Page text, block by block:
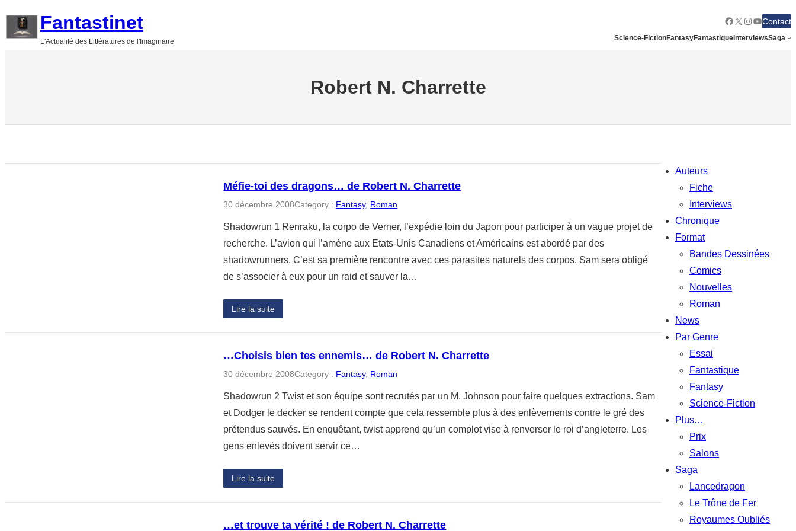
Fantastinet
L'Actualité des Littératures de l'Imaginaire
Facebook
X Instagram
YouTube
Contact
Science-FictionFantasyFantastiqueInterviewsSaga
Robert N. Charrette
Méfie-toi des dragons… de Robert N. Charrette
30 décembre 2008Category : Fantasy, Roman
Shadowrun 1 Renraku, la corpo de Verner, l’expédie loin du Japon pour participer à un vague projet de
recherche. L’avion qui l’amène aux Etats-Unis Canadiens et Américains est abordé par des
shadowrunners. C’est sa première rencontre avec ces parasites naturels des corpos. Sam sera obligé
de s’associer à eux pour un raid et sauver la…
Lire la suite
…Choisis bien tes ennemis… de Robert N. Charrette
30 décembre 2008Category : Fantasy, Roman
Shadowrun 2 Twist et son équipe sont recrutés par un M. Johnson pour faire quelques extractions. Sam
et Dodger le decker se rendent compte que cela ressemble plus à des enlèvements contre le gré des
prétendus sauvés. En enquêtant, twist apprend qu’un complot vise à renverser le roi d’angleterre. Les
gens enlevés doivent servir ce…
Lire la suite
…et trouve ta vérité ! de Robert N. Charrette
Auteurs
Fiche
Interviews
Chronique
Format
Bandes Dessinées
Comics
Nouvelles
Roman
News
Par Genre
Essai
Fantastique
Fantasy
Science-Fiction
Plus…
Prix
Salons
Saga
Lancedragon
Le Trône de Fer
Royaumes Oubliés